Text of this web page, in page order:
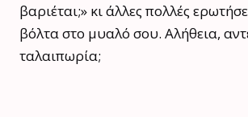
βαριέται;» κι άλλες πολλές
βόλτα στο μυαλό σου. Αλήθεια,
ταλαιπωρία;